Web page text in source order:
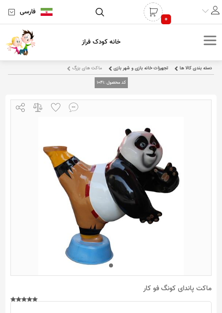
0
فارسی
خانه کودک فراز
دسته بندی کالا ها تجهیزات خانه بازی و شهر بازی ماکت های بزرگ
کد محصول :1041
ماکت پاندای کونگ فو کار